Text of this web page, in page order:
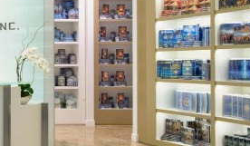
Beistände für Krankheiten und
Verletzungen
Integrität und Ehrlichkeit
Die Ehe
Die emotionelle Tonskala